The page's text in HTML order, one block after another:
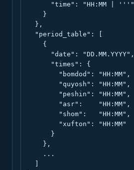
      "time": "HH:MM | '''"
    }
  },
  "period_table": [
    {
      "date": "DD.MM.YYYY",
      "times": {
        "bomdod": "HH:MM",
        "quyosh": "HH:MM",
        "peshin": "HH:MM",
        "asr":    "HH:MM",
        "shom":   "HH:MM",
        "xufton": "HH:MM"
      }
    },
    ...